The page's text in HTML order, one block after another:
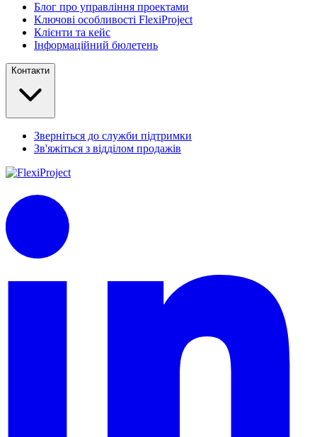
Блог про управління проектами
Ключові особливості FlexiProject
Клієнти та кейс
Інформаційний бюлетень
Контакти
Зверніться до служби підтримки
Зв'яжіться з відділом продажів